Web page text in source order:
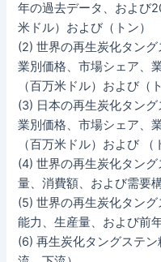
年の過去データ、および
米ドル）および（トン）
(2) 世界の再生炭化タン
業別価格、市場シェア、
（百万米ドル）および（
(3) 日本の再生炭化タン
業別価格、市場シェア、
（百万米ドル）および （
(4) 世界の再生炭化タン
量、消費額、および需要
(5) 世界の再生炭化タン
能力、生産量、および前
(6) 再生炭化タングステ